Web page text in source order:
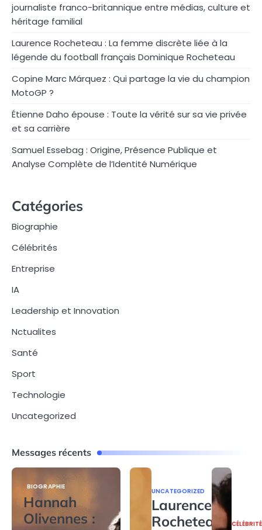
journaliste franco-britannique entre médias, culture et
héritage familial
Laurence Rocheteau : La femme discrète liée à la
légende du football français Dominique Rocheteau
Copine Marc Márquez : Qui partage la vie du champion
MotoGP ?
Étienne Daho épouse : Toute la vérité sur sa vie privée
et sa carrière
Samuel Essebag : Origine, Présence Publique et
Analyse Complète de l’Identité Numérique
Catégories
Biographie
Célébrités
Entreprise
IA
Leadership et Innovation
Nctualites
Santé
Sport
Technologie
Uncategorized
Messages récents
BIOGRAPHIE
Hannah
Olivennes :
UNCATEGORIZED
Laurence
Rocheteau